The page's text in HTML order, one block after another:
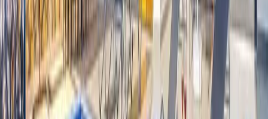
+90(242) 844-3312
+90(541) 844-3312
info@tatilvillasi.com.tr
Başlangıç Fiyatı
6.500/geceden
başlayan fiyatlarla
Resmi Belge